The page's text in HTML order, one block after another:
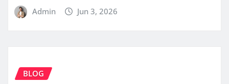
Admin Jun 3, 2026
BLOG